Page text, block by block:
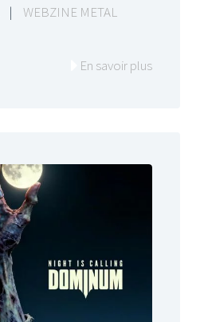
| WEBZINE METAL
En savoir plus